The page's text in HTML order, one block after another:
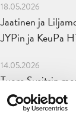
18.05.2026
Jaatinen ja
JYPin ja KeuPa
14.05.2026
Tuore Sveitsin
JYP-
sopimuksella